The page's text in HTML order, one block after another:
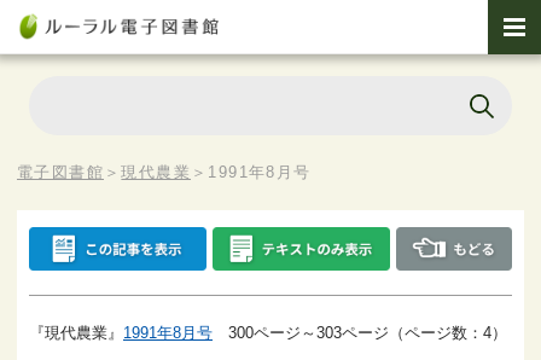
電子図書館 ＞現代農業 ＞ 1991年8月号
『現代農業』 1991年8月号 300ページ～303ページ（ページ数：4）